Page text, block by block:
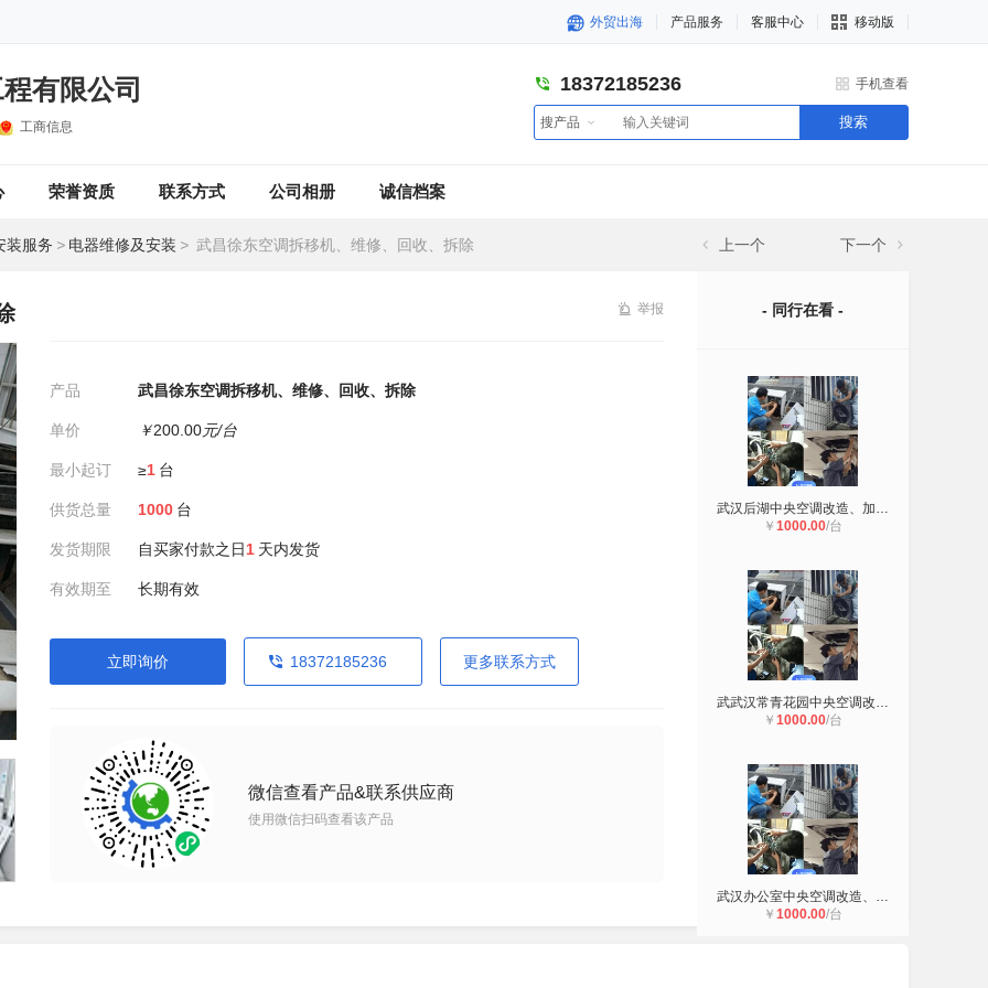
外贸出海 产品服务 客服中心 移动版
有限公司
工商信息
18372185236 手机查看
搜产品 搜索
荣誉资质 联系方式 公司相册 诚信档案
装服务 > 电器维修及安装 > 武昌徐东空调拆移机、维修、回收、拆除 上一个 下一个
举报
产品 武昌徐东空调拆移机、维修、回收、拆除
单价 ￥200.00元/台
最小起订 ≥1 台
供货总量 1000 台
发货期限 自买家付款之日1 天内发货
有效期至 长期有效
立即询价 18372185236 更多联系方式
微信查看产品&联系供应商
使用微信扫码查看该产品
- 同行在看 -
武汉后湖中央空调改造、加装、移位
￥ 1000.00/台
武武汉常青花园中央空调改造、加装
￥ 1000.00/台
武汉办公室中央空调改造、加装、改管
￥ 1000.00/台